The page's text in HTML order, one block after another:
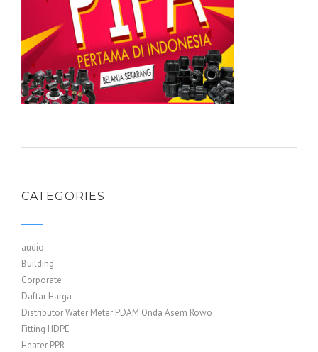
CATEGORIES
audio
Building
Corporate
Daftar Harga
Distributor Water Meter PDAM Onda Asem Rowo
Fitting HDPE
Heater PPR